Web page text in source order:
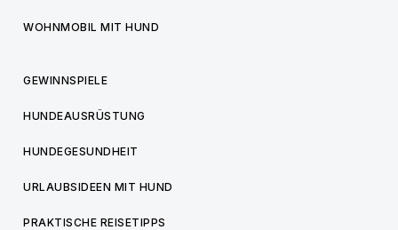
WOHNMOBIL MIT HUND
GEWINNSPIELE
HUNDEAUSRÜSTUNG
HUNDEGESUNDHEIT
URLAUBSIDEEN MIT HUND
PRAKTISCHE REISETIPPS